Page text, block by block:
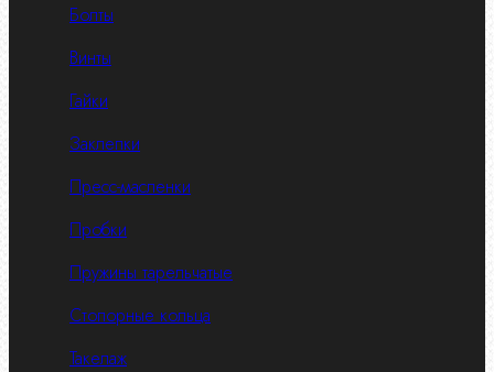
Болты
Винты
Гайки
Заклепки
Пресс-масленки
Пробки
Пружины тарельчатые
Стопорные кольца
Такелаж